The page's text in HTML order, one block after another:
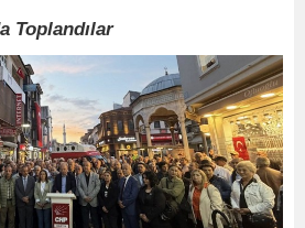
Toplandılar